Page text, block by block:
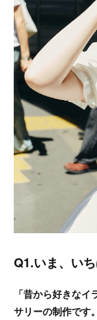
Q1.いま、い
「昔から好きな
サリーの制作です。